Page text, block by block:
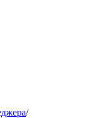
/